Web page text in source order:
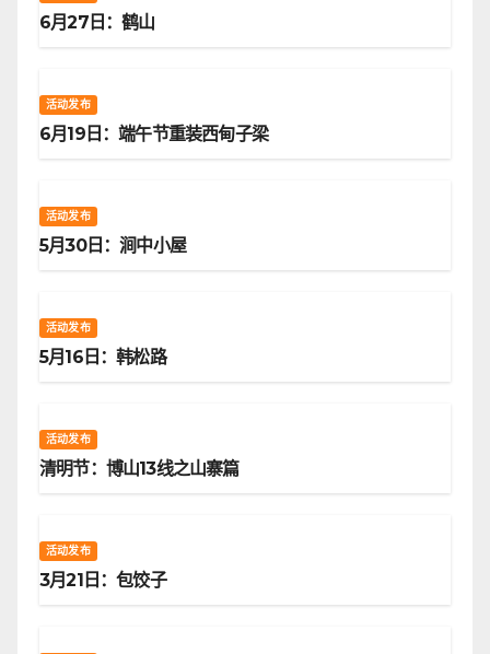
6月27日：鹤山
活动发布
6月19日：端午节重装西甸子梁
活动发布
5月30日：涧中小屋
活动发布
5月16日：韩松路
活动发布
清明节：博山13线之山寨篇
活动发布
3月21日：包饺子